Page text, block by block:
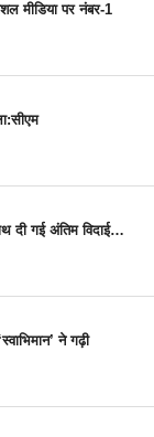
मीडिया पर नंबर-1
दी गई अंतिम विदाई…
ने गढ़ी